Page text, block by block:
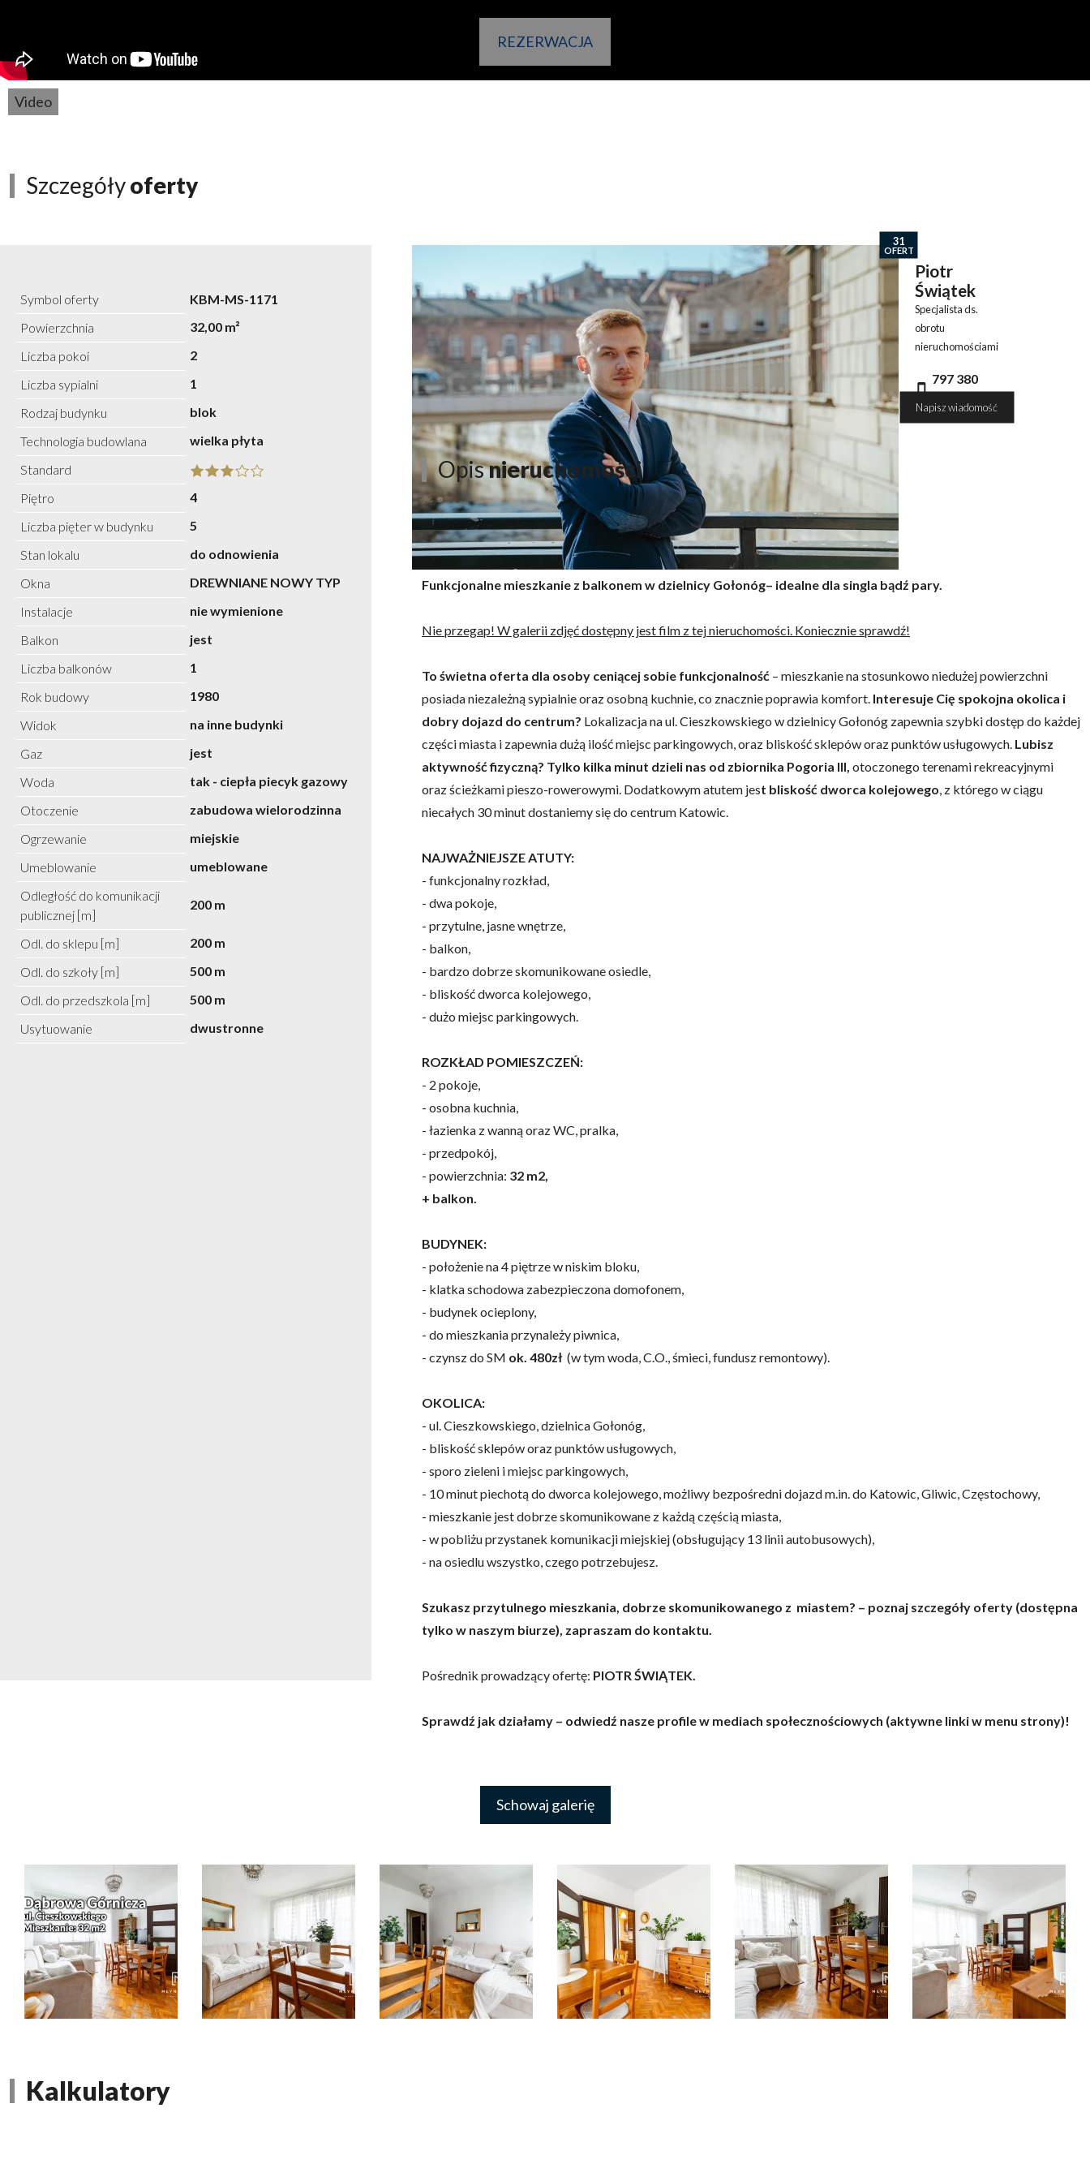
Video
REZERWACJA
Szczegółyoferty
Symbol oferty
KBM-MS-1171
Powierzchnia
32,00 m²
Liczba pokoi
2
Liczba sypialni
1
Rodzaj budynku
blok
Technologia budowlana
wielka płyta
Standard
Piętro
4
Liczba pięter w budynku
5
Stan lokalu
do odnowienia
Okna
DREWNIANE NOWY TYP
Instalacje
nie wymienione
Balkon
jest
Liczba balkonów
1
Rok budowy
1980
Widok
na inne budynki
Gaz
jest
Woda
tak - ciepła piecyk gazowy
Otoczenie
zabudowa wielorodzinna
Ogrzewanie
miejskie
Umeblowanie
umeblowane
Odległość do komunikacji
publicznej [m]
200 m
Odl. do sklepu [m]
200 m
Odl. do szkoły [m]
500 m
Odl. do przedszkola [m]
500 m
Usytuowanie
dwustronne
Piotr
Świątek
Specjalista ds.
obrotu
nieruchomościami
797 380
Napisz wiadomość
31
OFERT
Opisnieruchomości
ZAREZERWOWANE!
Funkcjonalne mieszkanie z balkonem w dzielnicy Gołonóg– idealne dla singla bądź pary.
Nie przegap! W galerii zdjęć dostępny jest film z tej nieruchomości. Koniecznie sprawdź!
To świetna oferta dla osoby ceniącej sobie funkcjonalność – mieszkanie na stosunkowo niedużej powierzchni
posiada niezależną sypialnie oraz osobną kuchnie, co znacznie poprawia komfort. Interesuje Cię spokojna okolica i
dobry dojazd do centrum? Lokalizacja na ul. Cieszkowskiego w dzielnicy Gołonóg zapewnia szybki dostęp do każdej
części miasta i zapewnia dużą ilość miejsc parkingowych, oraz bliskość sklepów oraz punktów usługowych. Lubisz
aktywność fizyczną? Tylko kilka minut dzieli nas od zbiornika Pogoria III, otoczonego terenami rekreacyjnymi
oraz ścieżkami pieszo-rowerowymi. Dodatkowym atutem jest bliskość dworca kolejowego, z którego w ciągu
niecałych 30 minut dostaniemy się do centrum Katowic.
NAJWAŻNIEJSZE ATUTY:
- funkcjonalny rozkład,
- dwa pokoje,
- przytulne, jasne wnętrze,
- balkon,
- bardzo dobrze skomunikowane osiedle,
- bliskość dworca kolejowego,
- dużo miejsc parkingowych.
ROZKŁAD POMIESZCZEŃ:
- 2 pokoje,
- osobna kuchnia,
- łazienka z wanną oraz WC, pralka,
- przedpokój,
- powierzchnia: 32 m2,
+ balkon.
BUDYNEK:
- położenie na 4 piętrze w niskim bloku,
- klatka schodowa zabezpieczona domofonem,
- budynek ocieplony,
- do mieszkania przynależy piwnica,
- czynsz do SM ok. 480zł (w tym woda, C.O., śmieci, fundusz remontowy).
OKOLICA:
- ul. Cieszkowskiego, dzielnica Gołonóg,
- bliskość sklepów oraz punktów usługowych,
- sporo zieleni i miejsc parkingowych,
- 10 minut piechotą do dworca kolejowego, możliwy bezpośredni dojazd m.in. do Katowic, Gliwic, Częstochowy,
- mieszkanie jest dobrze skomunikowane z każdą częścią miasta,
- w pobliżu przystanek komunikacji miejskiej (obsługujący 13 linii autobusowych),
- na osiedlu wszystko, czego potrzebujesz.
Szukasz przytulnego mieszkania, dobrze skomunikowanego z miastem? – poznaj szczegóły oferty (dostępna
tylko w naszym biurze), zapraszam do kontaktu.
Pośrednik prowadzący ofertę: PIOTR ŚWIĄTEK.
Sprawdź jak działamy – odwiedź nasze profile w mediach społecznościowych (aktywne linki w menu strony)!
Schowaj galerię
Kalkulatory